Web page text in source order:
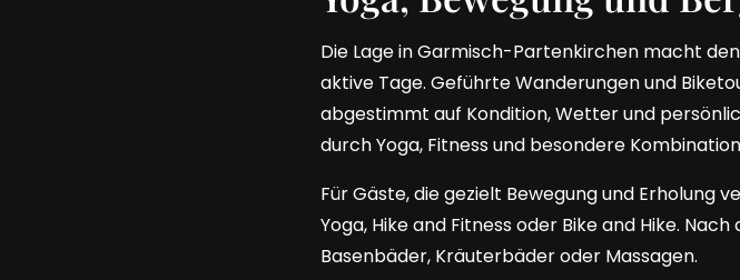
Die Lage in Garmisch-Partenkirchen macht
aktive Tage. Geführte Wanderungen und
abgestimmt auf Kondition, Wetter und
durch Yoga, Fitness und besondere
Für Gäste, die gezielt Bewegung und Erholung
Yoga, Hike and Fitness oder Bike and Hike.
Basenbäder, Kräuterbäder oder Massagen.